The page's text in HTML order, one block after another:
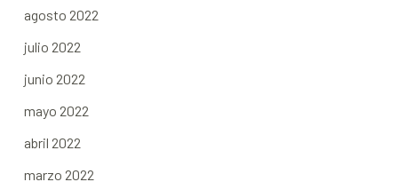
agosto 2022
julio 2022
junio 2022
mayo 2022
abril 2022
marzo 2022